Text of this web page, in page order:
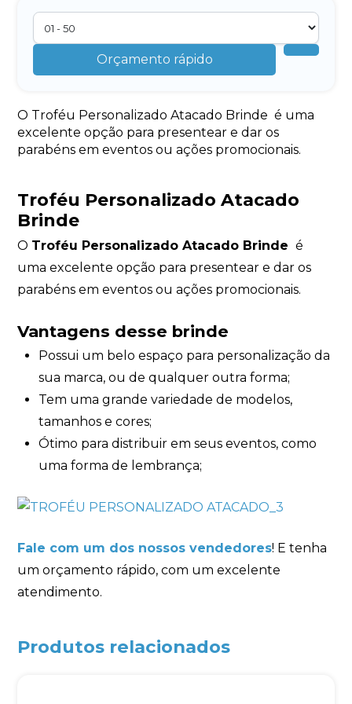
Orçamento rápido
O Troféu Personalizado Atacado Brinde é uma
excelente opção para presentear e dar os
parabéns em eventos ou ações promocionais.
Troféu Personalizado Atacado
Brinde
O Troféu Personalizado Atacado Brinde é
uma excelente opção para presentear e dar os
parabéns em eventos ou ações promocionais.
Vantagens desse brinde
Possui um belo espaço para personalização da
sua marca, ou de qualquer outra forma;
Tem uma grande variedade de modelos,
tamanhos e cores;
Ótimo para distribuir em seus eventos, como
uma forma de lembrança;
Fale com um dos nossos vendedores! E tenha
um orçamento rápido, com um excelente
atendimento.
Produtos relacionados